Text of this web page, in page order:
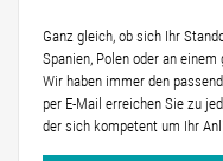
Ganz gleich, ob sich Ihr
Spanien, Polen oder an
Wir haben immer den
per E-Mail erreichen Sie zu
der sich kompetent um Ihr